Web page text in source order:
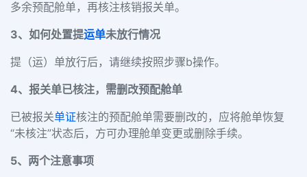
多余预配舱单，再核注核销报关单。
3、如何处置提运单未放行情况
提（运）单放行后，请继续按照步骤b操作。
4、报关单已核注，需删改预配舱单
已被报关单证核注的预配舱单需要删改的，应将舱单恢复
“未核注”状态后，方可办理舱单变更或删除手续。
5、两个注意事项